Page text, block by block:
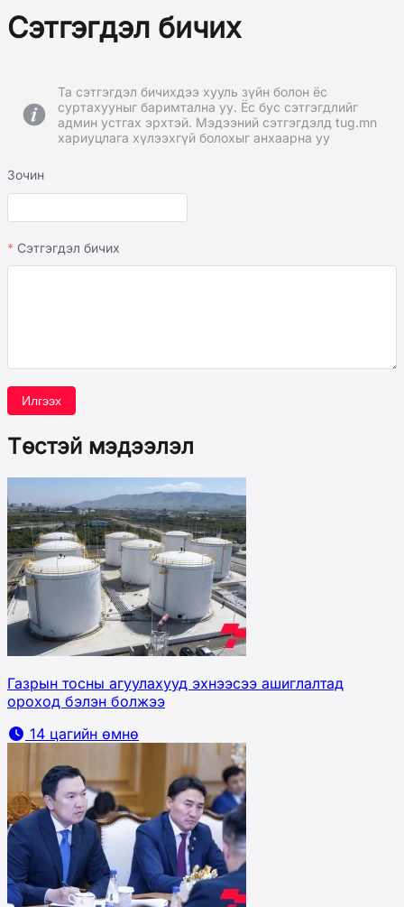
Сэтгэгдэл бичих
Та сэтгэгдэл бичихдээ хууль зүйн болон ёс
суртахууныг баримтална уу. Ёс бус сэтгэгдлийг
админ устгах эрхтэй. Мэдээний сэтгэгдэлд tug.mn
хариуцлага хүлээхгүй болохыг анхаарна уу
Зочин
Сэтгэгдэл бичих
Илгээх
Төстэй мэдээлэл
Газрын тосны агуулахууд эхнээсээ ашиглалтад
ороход бэлэн болжээ
14 цагийн өмнө